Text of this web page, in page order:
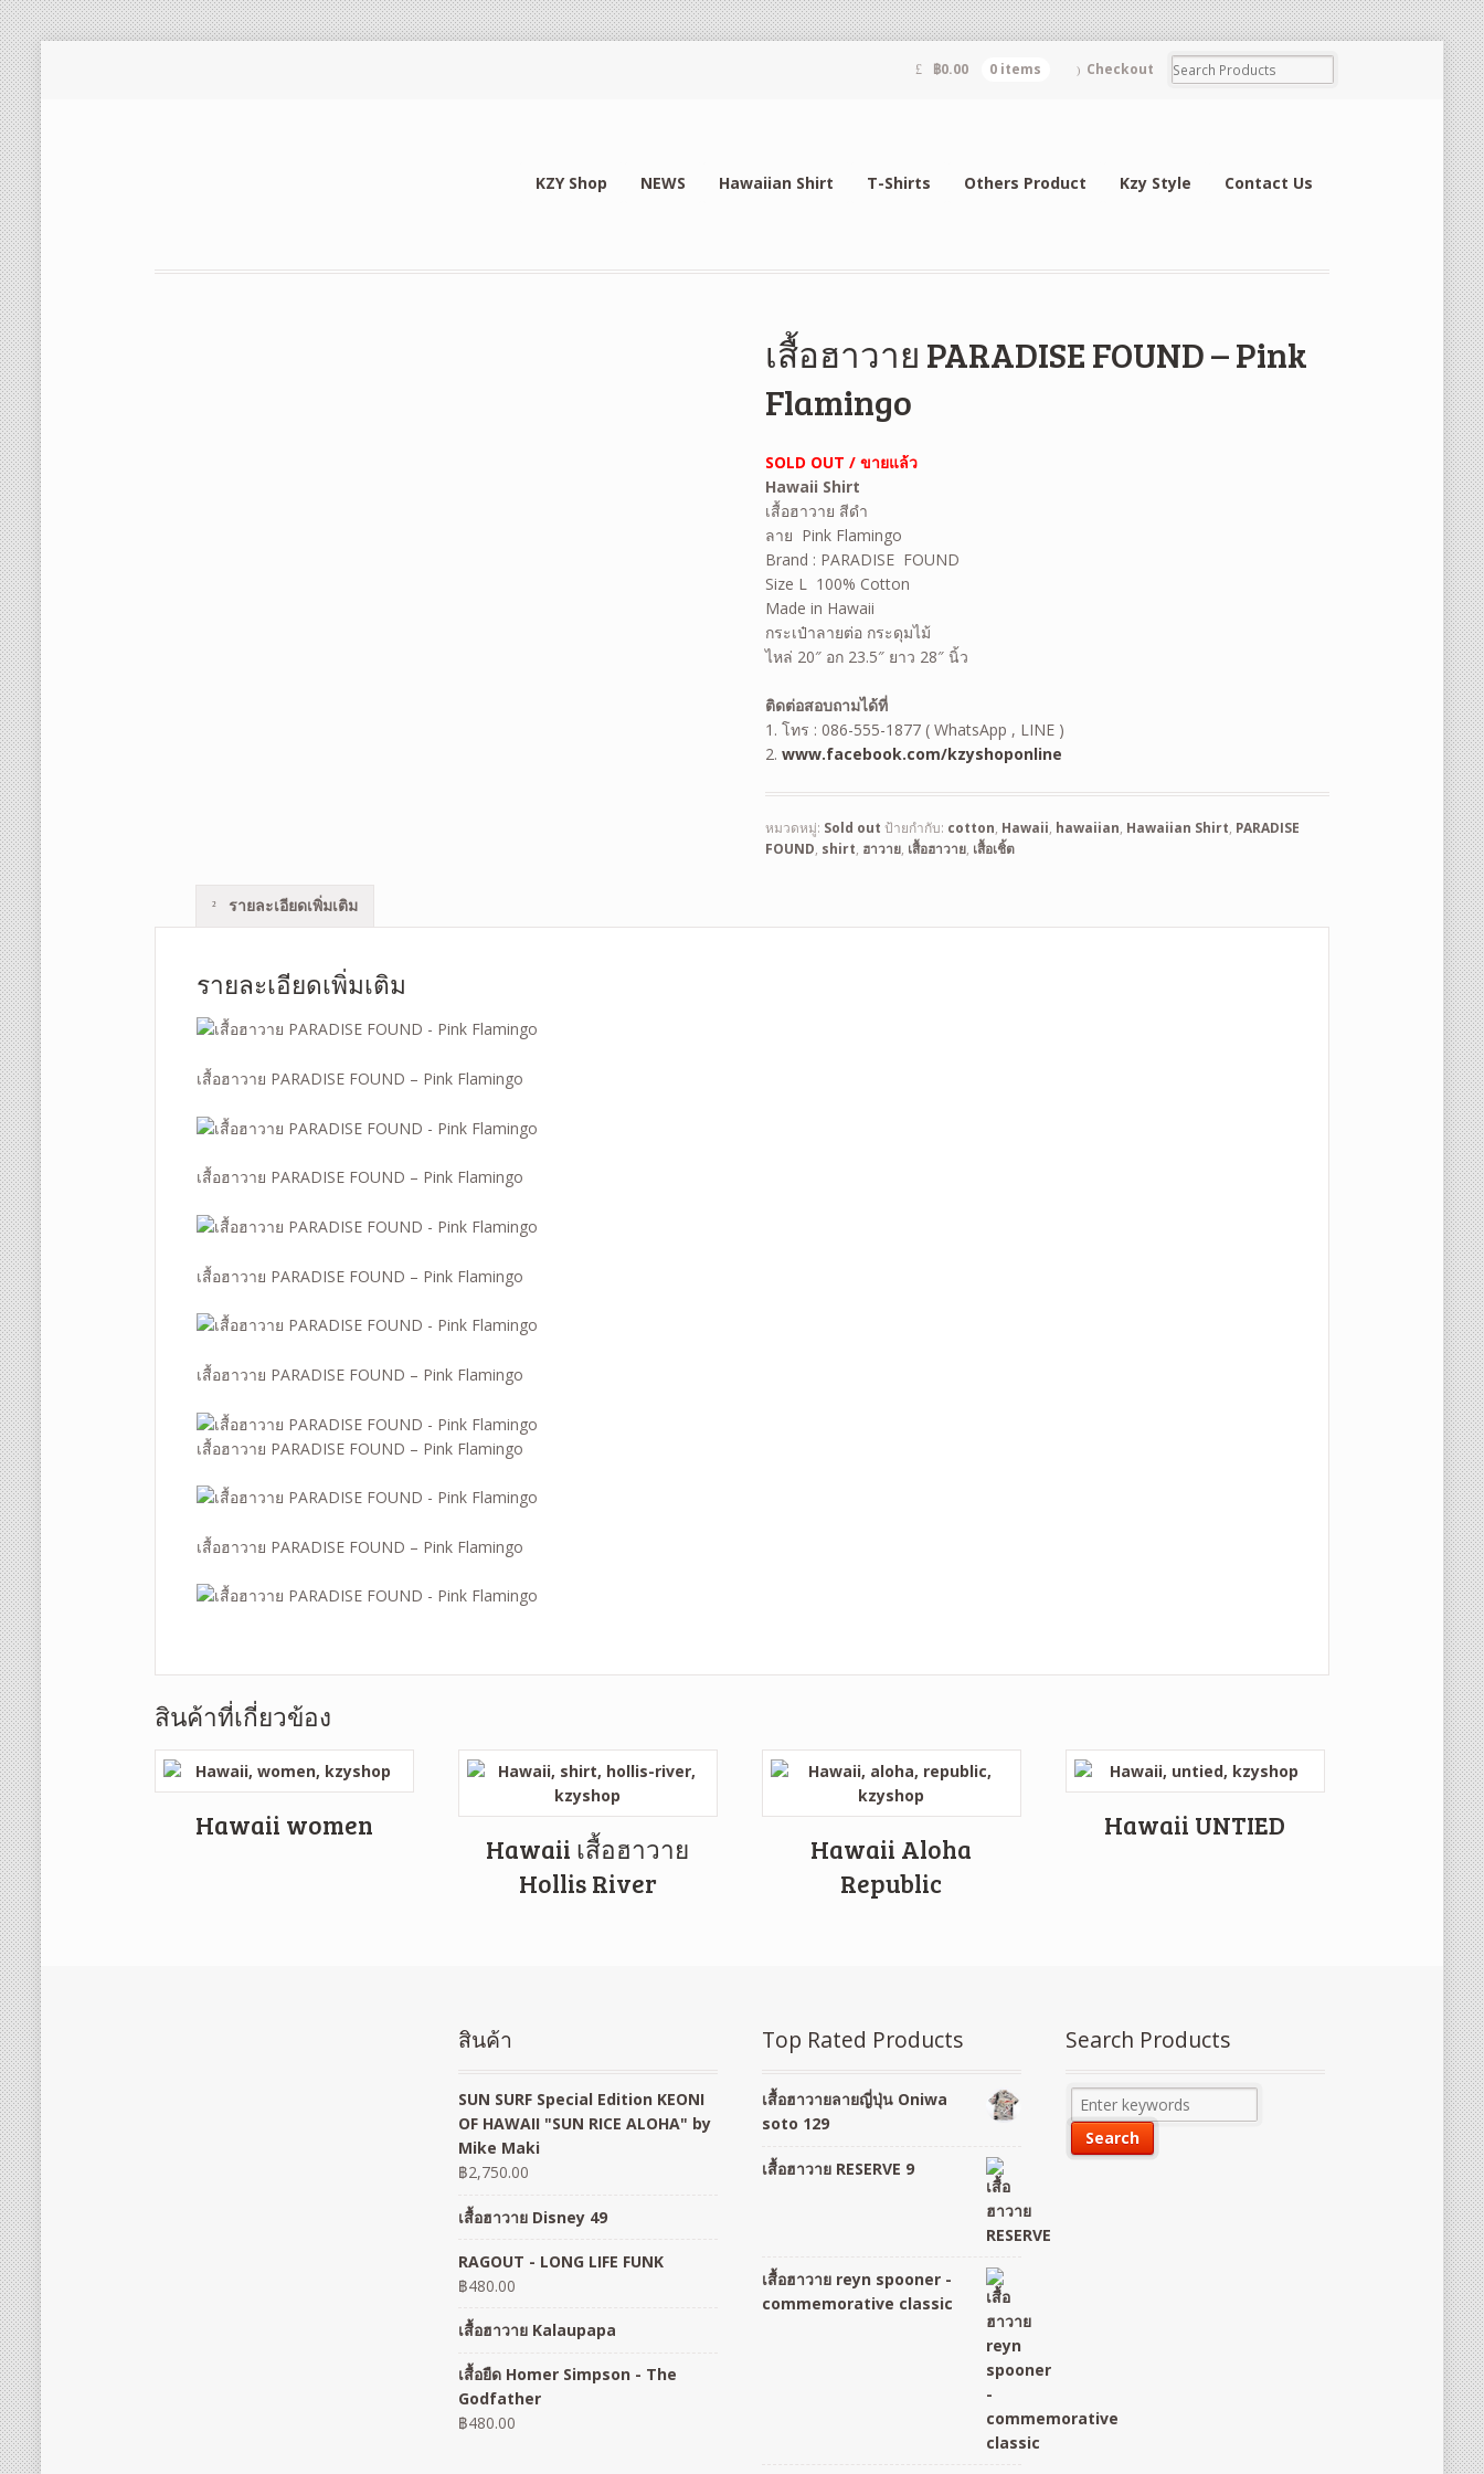
฿0.00 0 items Checkout
KZY Shop NEWS Hawaiian Shirt T-Shirts Others Product Kzy Style Contact Us
เสื้อฮาวาย PARADISE FOUND – Pink
Flamingo
SOLD OUT / ขายแล้ว
Hawaii Shirt
เสื้อฮาวาย สีดำ
ลาย Pink Flamingo
Brand : PARADISE FOUND
Size L 100% Cotton
Made in Hawaii
กระเป๋าลายต่อ กระดุมไม้
ไหล่ 20″ อก 23.5″ ยาว 28″ นิ้ว
ติดต่อสอบถามได้ที่
1. โทร : 086-555-1877 ( WhatsApp , LINE )
2.www.facebook.com/kzyshoponline
หมวดหมู่: Sold out ป้ายกำกับ: cotton, Hawaii, hawaiian, Hawaiian Shirt, PARADISE
FOUND, shirt, ฮาวาย, เสื้อฮาวาย, เสื้อเชิ้ต
รายละเอียดเพิ่มเติม
รายละเอียดเพิ่มเติม
เสื้อฮาวาย PARADISE FOUND – Pink Flamingo
เสื้อฮาวาย PARADISE FOUND – Pink Flamingo
เสื้อฮาวาย PARADISE FOUND – Pink Flamingo
เสื้อฮาวาย PARADISE FOUND – Pink Flamingo
เสื้อฮาวาย PARADISE FOUND – Pink Flamingo
เสื้อฮาวาย PARADISE FOUND – Pink Flamingo
สินค้าที่เกี่ยวข้อง
Hawaii women
Hawaii เสื้อฮาวาย
Hollis River
Hawaii Aloha
Republic
Hawaii UNTIED
สินค้า
SUN SURF Special Edition KEONI
OF HAWAII "SUN RICE ALOHA" by
Mike Maki
฿2,750.00
เสื้อฮาวาย Disney 49
RAGOUT - LONG LIFE FUNK
฿480.00
เสื้อฮาวาย Kalaupapa
เสื้อยืด Homer Simpson - The
Godfather
฿480.00
Top Rated Products
เสื้อฮาวายลายญี่ปุ่น Oniwa
soto 129
เสื้อฮาวาย RESERVE 9
เสื้อฮาวาย reyn spooner -
commemorative classic
Search Products